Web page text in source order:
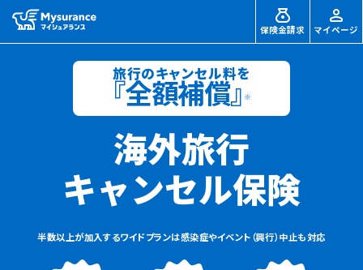
保険金請求 マイページ
旅行のキャンセル料を
『全額補償』 ※
海外旅行
キャンセル保険
半数以上が加入するワイドプランは感染症やイベント（興行）中止も対応